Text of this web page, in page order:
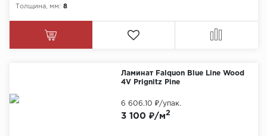
Толщина, мм: 8
Ламинат Falquon Blue Line Wood
4V Prignitz Pine
3 100 ₽/м2
6 606.10 ₽/упак.